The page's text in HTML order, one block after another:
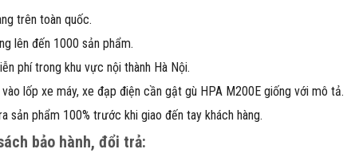
trên toàn quốc.
lên đến 1000 sản phẩm.
phí trong khu vực nội thành Hà Nội.
vào lốp xe máy, xe đạp điện cần gật gù HPA M200E giống với mô tả.
sản phẩm 100% trước khi giao đến tay khách hàng.
bảo hành, đổi trả: